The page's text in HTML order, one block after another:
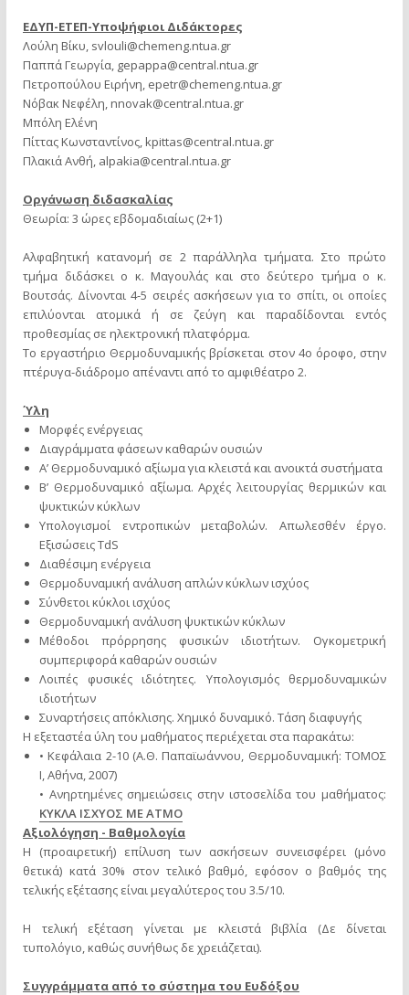
ΕΔΥΠ-ΕΤΕΠ-Υποψήφιοι Διδάκτορες
Λούλη Βίκυ, svlouli@chemeng.ntua.gr
Παππά Γεωργία, gepappa@central.ntua.gr
Πετροπούλου Ειρήνη, epetr@chemeng.ntua.gr
Νόβακ Νεφέλη, nnovak@central.ntua.gr
Μπόλη Ελένη
Πίττας Κωνσταντίνος, kpittas@central.ntua.gr
Πλακιά Ανθή, alpakia@central.ntua.gr
Οργάνωση διδασκαλίας
Θεωρία: 3 ώρες εβδομαδιαίως (2+1)
Αλφαβητική κατανομή σε 2 παράλληλα τμήματα. Στο πρώτο
τμήμα διδάσκει ο κ. Μαγουλάς και στο δεύτερο τμήμα ο κ.
Βουτσάς. Δίνονται 4-5 σειρές ασκήσεων για το σπίτι, οι οποίες
επιλύονται ατομικά ή σε ζεύγη και παραδίδονται εντός
προθεσμίας σε ηλεκτρονική πλατφόρμα.
Το εργαστήριο Θερμοδυναμικής βρίσκεται στον 4ο όροφο, στην
πτέρυγα-διάδρομο απέναντι από το αμφιθέατρο 2.
Ύλη
Μορφές ενέργειας
Διαγράμματα φάσεων καθαρών ουσιών
Α’ Θερμοδυναμικό αξίωμα για κλειστά και ανοικτά συστήματα
Β’ Θερμοδυναμικό αξίωμα. Αρχές λειτουργίας θερμικών και
ψυκτικών κύκλων
Υπολογισμοί εντροπικών μεταβολών. Απωλεσθέν έργο.
Εξισώσεις ΤdS
Διαθέσιμη ενέργεια
Θερμοδυναμική ανάλυση απλών κύκλων ισχύος
Σύνθετοι κύκλοι ισχύος
Θερμοδυναμική ανάλυση ψυκτικών κύκλων
Μέθοδοι πρόρρησης φυσικών ιδιοτήτων. Ογκομετρική
συμπεριφορά καθαρών ουσιών
Λοιπές φυσικές ιδιότητες. Υπολογισμός θερμοδυναμικών
ιδιοτήτων
Συναρτήσεις απόκλισης. Χημικό δυναμικό. Τάση διαφυγής
Η εξεταστέα ύλη του μαθήματος περιέχεται στα παρακάτω:
• Κεφάλαια 2-10 (Α.Θ. Παπαϊωάννου, Θερμοδυναμική: ΤΟΜΟΣ
I, Αθήνα, 2007)
• Ανηρτημένες σημειώσεις στην ιστοσελίδα του μαθήματος:
ΚΥΚΛΑ ΙΣΧΥΟΣ ΜΕ ΑΤΜΟ
Αξιολόγηση - Βαθμολογία
Η (προαιρετική) επίλυση των ασκήσεων συνεισφέρει (μόνο
θετικά) κατά 30% στον τελικό βαθμό, εφόσον ο βαθμός της
τελικής εξέτασης είναι μεγαλύτερος του 3.5/10.
Η τελική εξέταση γίνεται με κλειστά βιβλία (Δε δίνεται
τυπολόγιο, καθώς συνήθως δε χρειάζεται).
Συγγράμματα από το σύστημα του Ευδόξου